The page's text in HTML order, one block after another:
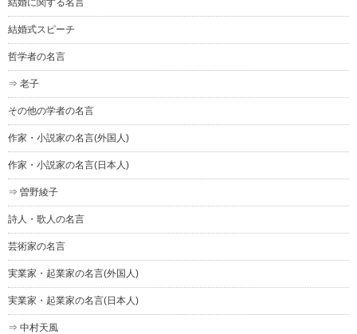
結婚式スピーチ
哲学者の名言
⇒ 老子
その他の学者の名言
作家・小説家の名言(外国人)
作家・小説家の名言(日本人)
⇒ 曽野綾子
詩人・歌人の名言
芸術家の名言
実業家・起業家の名言(外国人)
実業家・起業家の名言(日本人)
⇒ 中村天風